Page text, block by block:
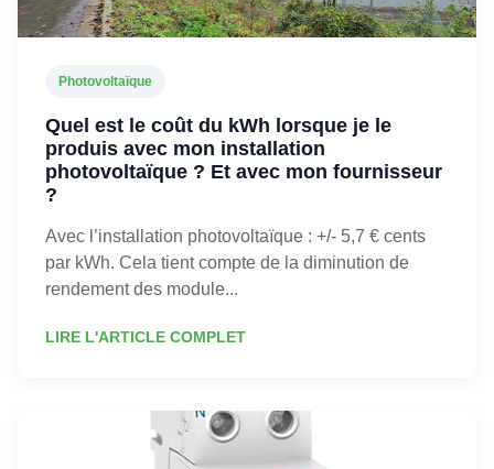
Photovoltaïque
Quel est le coût du kWh lorsque je le
produis avec mon installation
photovoltaïque ? Et avec mon fournisseur
?
Avec l’installation photovoltaïque : +/- 5,7 € cents
par kWh. Cela tient compte de la diminution de
rendement des module...
LIRE L'ARTICLE COMPLET